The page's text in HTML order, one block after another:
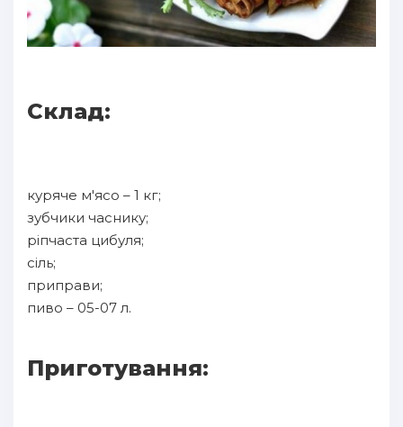
Склад:
куряче м'ясо – 1 кг;
зубчики часнику;
ріпчаста цибуля;
сіль;
приправи;
пиво – 05-07 л.
Приготування: